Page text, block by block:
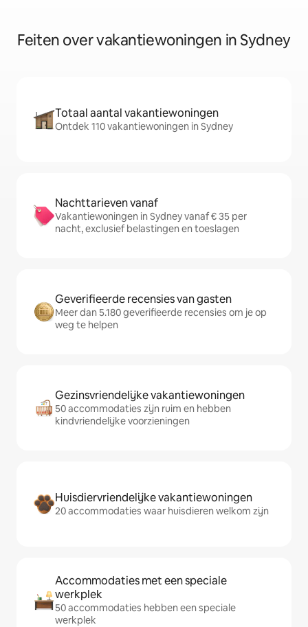
Feiten over vakantiewoningen in Sydney
Totaal aantal vakantiewoningen
Ontdek 110 vakantiewoningen in Sydney
Nachttarieven vanaf
Vakantiewoningen in Sydney vanaf € 35 per
nacht, exclusief belastingen en toeslagen
Geverifieerde recensies van gasten
Meer dan 5.180 geverifieerde recensies om je op
weg te helpen
Gezinsvriendelijke vakantiewoningen
50 accommodaties zijn ruim en hebben
kindvriendelijke voorzieningen
Huisdiervriendelijke vakantiewoningen
20 accommodaties waar huisdieren welkom zijn
Accommodaties met een speciale
werkplek
50 accommodaties hebben een speciale
werkplek